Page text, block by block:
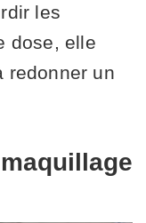
les
dose, elle
redonner un